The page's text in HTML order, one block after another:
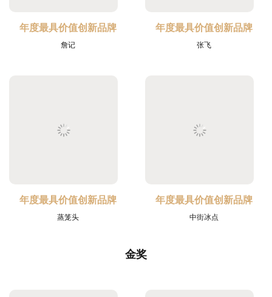
年度最具价值创新品牌
詹记
年度最具价值创新品牌
张飞
年度最具价值创新品牌
蒸笼头
年度最具价值创新品牌
中街冰点
金奖